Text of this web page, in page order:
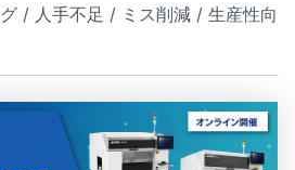
/ 人手不足 / ミス削減 / 生産性向